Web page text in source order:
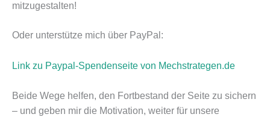
mitzugestalten!
Oder unterstütze mich über PayPal:
Link zu Paypal-Spendenseite von Mechstrategen.de
Beide Wege helfen, den Fortbestand der Seite zu sichern
– und geben mir die Motivation, weiter für unsere